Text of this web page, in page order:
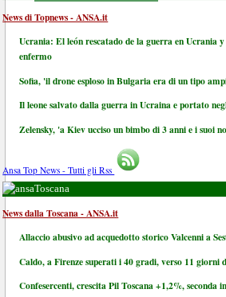
News di Topnews - ANSA.it
Ucrania: El león rescatado de la guerra en Ucrania
enfermo
Sofia, 'il drone esploso in Bulgaria era di un tipo
Il leone salvato dalla guerra in Ucraina e portato
Zelensky, 'a Kiev ucciso un bimbo di 3 anni e i suoi
Ansa Top News - Tutti gli Rss
Toscana
News dalla Toscana - ANSA.it
Allaccio abusivo ad acquedotto storico Valcenni a
Caldo, a Firenze superati i 40 gradi, verso 11 giorni
Confesercenti, crescita Pil Toscana +1,2%, seconda